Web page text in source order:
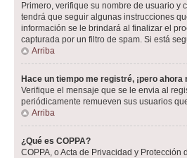
Primero, verifique su nombre de usuario y
tendrá que seguir algunas instrucciones
información se le brindará al finalizar el
capturada por un filtro de spam. Si está
Arriba
Hace un tiempo me registré, ¡pero
Verifique el mensaje que se le envia al
periódicamente remueven sus usuarios
Arriba
¿Qué es COPPA?
COPPA, o Acta de Privacidad y